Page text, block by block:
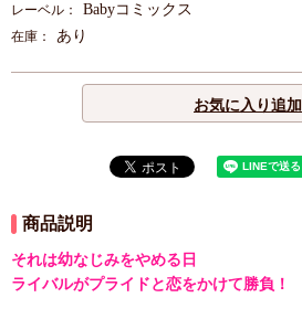
レーベル： Babyコミックス
在庫： あり
お気に入り追加
商品説明
それは幼なじみをやめる日
ライバルがプライドと恋をかけて勝負！